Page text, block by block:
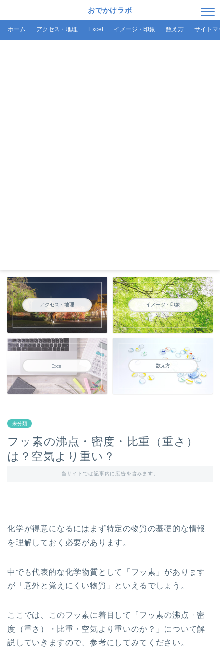
おでかけラボ
ホーム アクセス・地理 Excel イメージ・印象 数え方 サイトマ
アクセス・地理 イメージ・印象
Excel 数え方
未分類
フッ素の沸点・密度・比重（重さ）
は？空気より重い？
当サイトでは記事内に広告を含みます。
化学が得意になるにはまず特定の物質の基礎的な情報
を理解しておく必要があります。
中でも代表的な化学物質として「フッ素」があります
が「意外と覚えにくい物質」といえるでしょう。
ここでは、このフッ素に着目して「フッ素の沸点・密
度（重さ）・比重・空気より重いのか？」について解
説していきますので、参考にしてみてください。